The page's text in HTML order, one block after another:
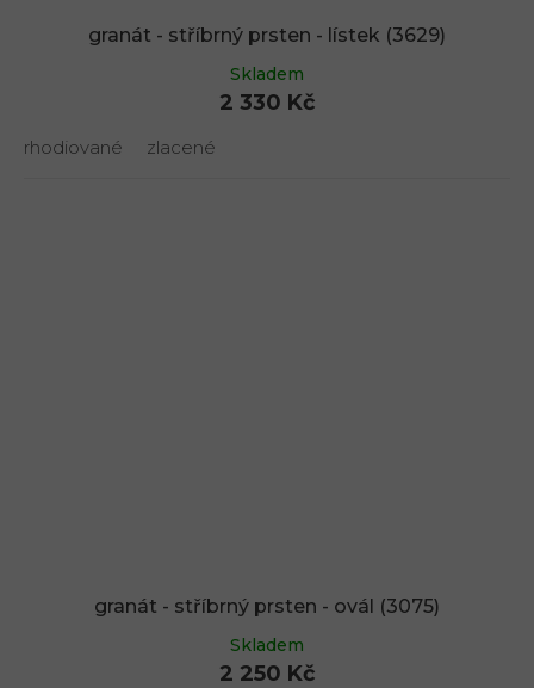
granát - stříbrný prsten - lístek (3629)
Skladem
2 330 Kč
rhodiované zlacené
granát - stříbrný prsten - ovál (3075)
Skladem
2 250 Kč